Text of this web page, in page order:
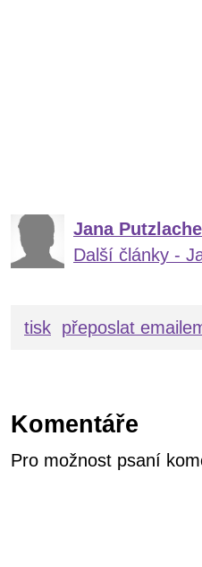
Jana
Další články -
tisk přeposlat
Komentáře
Pro možnost psaní